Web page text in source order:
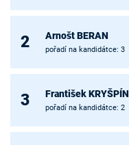
2 Arnošt BERAN
pořadí na kandidátce: 3
3 František KRYŠPÍN
pořadí na kandidátce: 2